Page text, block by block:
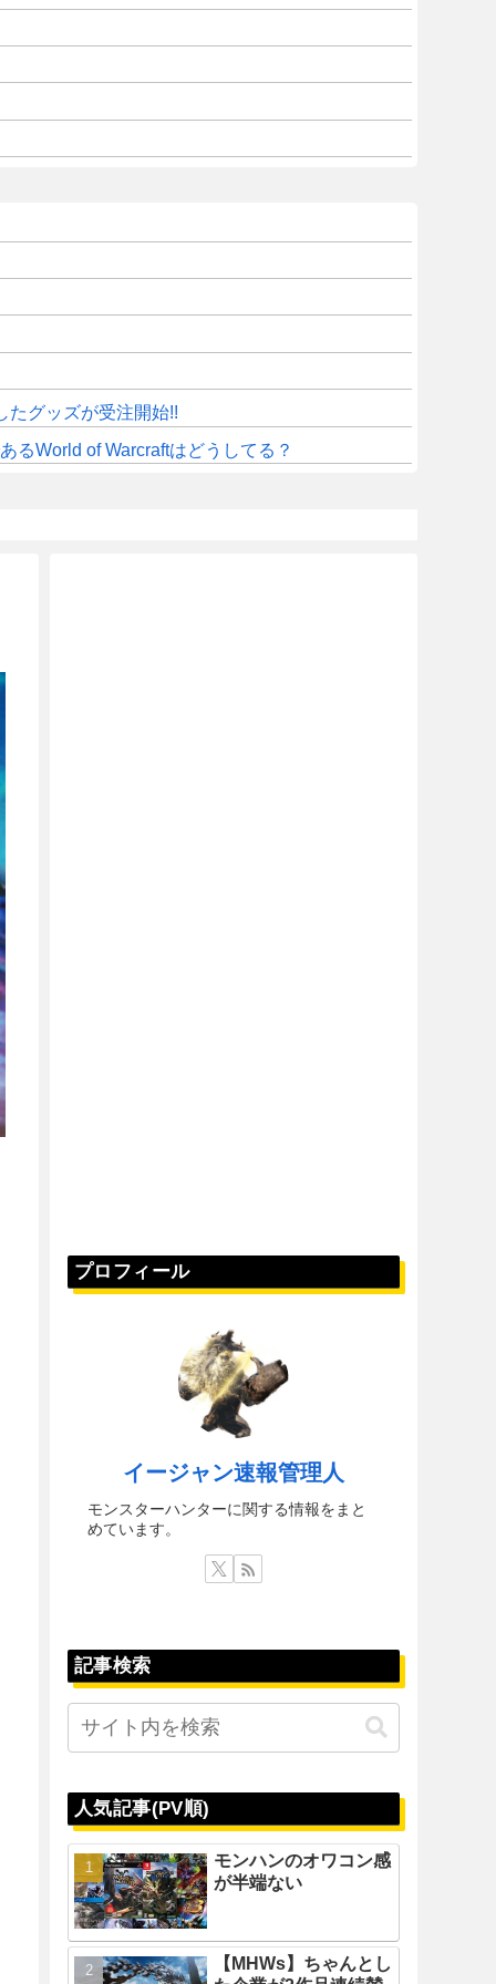
たグッズが受注開始!!
World of Warcraftはどうしてる？
プロフィール
イージャン速報管理人
モンスターハンターに関する情報をまと
めています。
記事検索
人気記事(PV順)
モンハンのオワコン感
が半端ない
【MHWs】ちゃんとし